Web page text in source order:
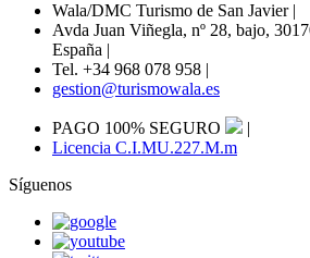
Wala/DMC Turismo de San Javier |
Avda Juan Viñegla, nº 28, bajo,
España |
Tel. +34 968 078 958 |
gestion@turismowala.es
PAGO 100% SEGURO
|
Licencia C.I.MU.227.M.m
Síguenos